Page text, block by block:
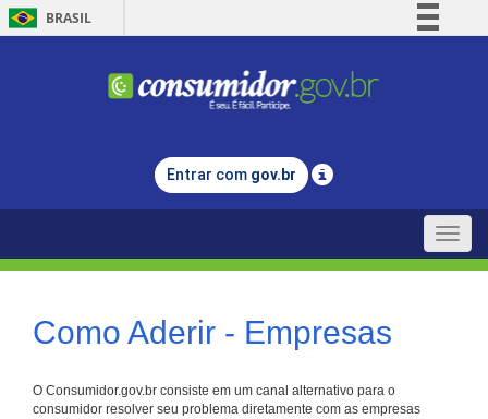
BRASIL
Comunica BR
Legislação
Entrar com gov.br
Toggle
Como Aderir - Empresas
O Consumidor.gov.br consiste em um canal alternativo para o
consumidor resolver seu problema diretamente com as empresas